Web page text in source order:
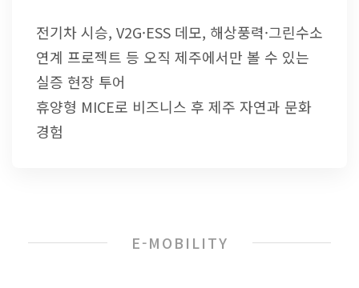
전기차 시승, V2G·ESS 데모, 해상풍력·그린수소
연계 프로젝트 등 오직 제주에서만 볼 수 있는
실증 현장 투어
휴양형 MICE로 비즈니스 후 제주 자연과 문화
경험
E-MOBILITY